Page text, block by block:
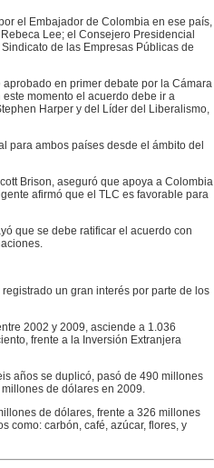
el Embajador de Colombia en ese país,
Lee; el Consejero Presidencial
de las Empresas Públicas de
en primer debate por la Cámara
momento el acuerdo debe ir a
Harper y del Líder del Liberalismo,
para ambos países desde el ámbito del
Brison, aseguró que apoya a Colombia
afirmó que el TLC es favorable para
que se debe ratificar el acuerdo con
un gran interés por parte de los
2002 y 2009, asciende a 1.036
frente a la Inversión Extranjera
años se duplicó, pasó de 490 millones
de dólares en 2009.
de dólares, frente a 326 millones
como: carbón, café, azúcar, flores, y